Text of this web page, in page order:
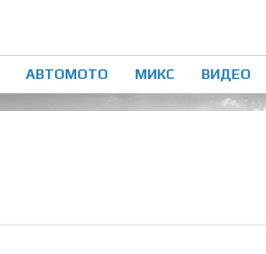
АВТОМОТО МИКС ВИДЕО